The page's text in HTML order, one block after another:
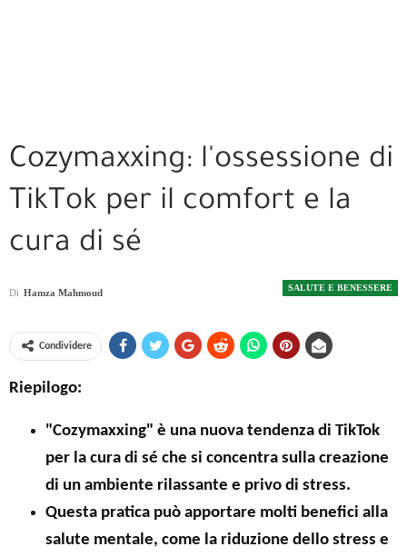
Cozymaxxing: l'ossessione di
TikTok per il comfort e la
cura di sé
SALUTE E BENESSERE
Di Hamza Mahmoud
Condividere
Riepilogo:
"Cozymaxxing" è una nuova tendenza di TikTok
per la cura di sé che si concentra sulla creazione
di un ambiente rilassante e privo di stress.
Questa pratica può apportare molti benefici alla
salute mentale, come la riduzione dello stress e